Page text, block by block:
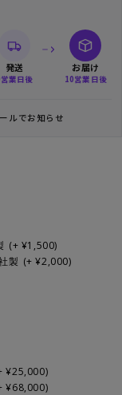
発送
業日後
お届け
10営業日後
ルでお知らせ
(+ ¥1,500)
製 (+ ¥2,000)
¥25,000)
¥68,000)